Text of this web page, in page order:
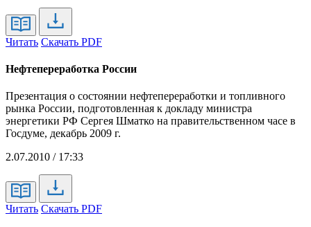
Читать Скачать PDF
Нефтепереработка России
Презентация о состоянии нефтепереработки и топливного
рынка России, подготовленная к докладу министра
энергетики РФ Сергея Шматко на правительственном часе в
Госдуме, декабрь 2009 г.
2.07.2010 / 17:33
Читать Скачать PDF